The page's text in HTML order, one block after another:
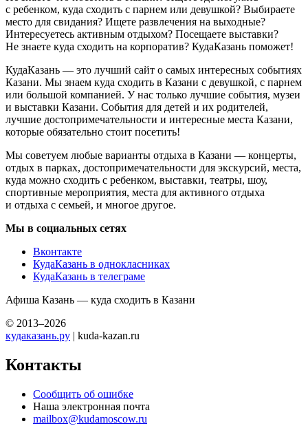
с ребенком, куда сходить с парнем или девушкой? Выбираете
место для свидания? Ищете развлечения на выходные?
Интересуетесь активным отдыхом? Посещаете выставки?
Не знаете куда сходить на корпоратив? КудаКазань поможет!
КудаКазань — это лучший сайт о самых интересных событиях
Казани. Мы знаем куда сходить в Казани с девушкой, с парнем
или большой компанией. У нас только лучшие события, музеи
и выставки Казани. События для детей и их родителей,
лучшие достопримечательности и интересные места Казани,
которые обязательно стоит посетить!
Мы советуем любые варианты отдыха в Казани — концерты,
отдых в парках, достопримечательности для экскурсий, места,
куда можно сходить с ребенком, выставки, театры, шоу,
спортивные мероприятия, места для активного отдыха
и отдыха с семьей, и многое другое.
Мы в социальных сетях
Вконтакте
КудаКазань в однокласниках
КудаКазань в телеграме
Афиша Казань — куда сходить в Казани
© 2013–2026
кудаказань.ру | kuda-kazan.ru
Контакты
Сообщить об ошибке
Наша электронная почта
mailbox@kudamoscow.ru